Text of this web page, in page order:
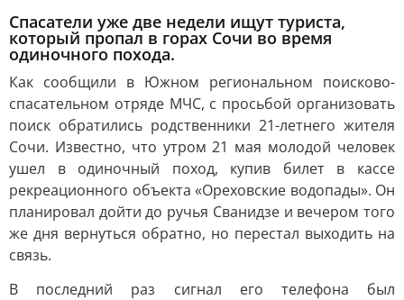
Спасатели уже две недели ищут туриста,
который пропал в горах Сочи во время
одиночного похода.
Как сообщили в Южном региональном поисково-
спасательном отряде МЧС, с просьбой организовать
поиск обратились родственники 21-летнего жителя
Сочи. Известно, что утром 21 мая молодой человек
ушел в одиночный поход, купив билет в кассе
рекреационного объекта «Ореховские водопады». Он
планировал дойти до ручья Сванидзе и вечером того
же дня вернуться обратно, но перестал выходить на
связь.
В последний раз сигнал его телефона был